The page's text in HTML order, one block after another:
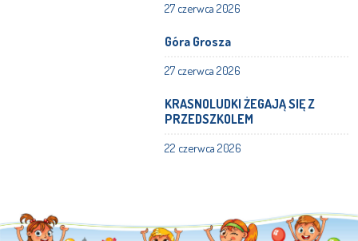
27 czerwca 2026
Góra Grosza
27 czerwca 2026
KRASNOLUDKI ŻEGAJĄ SIĘ Z
PRZEDSZKOLEM
22 czerwca 2026